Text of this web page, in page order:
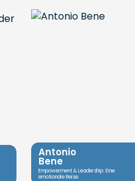
Antonio
Bene
Empowerment & Leadership: Eine
emotionale Reise.